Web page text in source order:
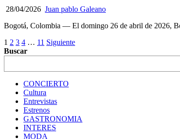
28/04/2026 Juan pablo Galeano
Bogotá, Colombia — El domingo 26 de abril de 2026,
Navegación
de
entradas
1 2 3 4 … 11 Siguiente
Buscar
CONCIERTO
Cultura
Entrevistas
Estrenos
GASTRONOMIA
INTERES
MODA